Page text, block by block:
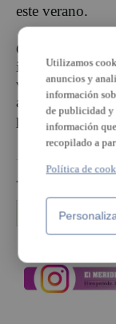
este verano.
Con acciones
importancia de
vecinos para
asociaciones
prestan servicio.
TEMAS
donación
Utilizamos
anuncios y
información
de publicidad y
información
recopilado a
Política de